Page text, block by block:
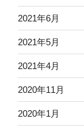
2021年6月
2021年5月
2021年4月
2020年11月
2020年1月